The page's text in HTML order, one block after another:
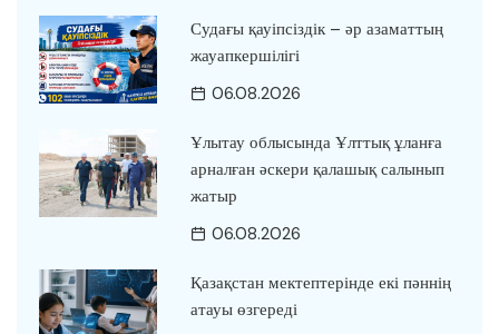
Судағы қауіпсіздік – әр азаматтың
жауапкершілігі
06.08.2026
Ұлытау облысында Ұлттық ұланға
арналған әскери қалашық салынып
жатыр
06.08.2026
Қазақстан мектептерінде екі пәннің
атауы өзгереді